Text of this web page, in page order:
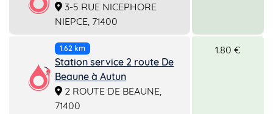
3-5 RUE NICEPHORE
NIEPCE, 71400
1.62 km
Station service 2 route De
Beaune à Autun
2 ROUTE DE BEAUNE,
71400
1.80 €